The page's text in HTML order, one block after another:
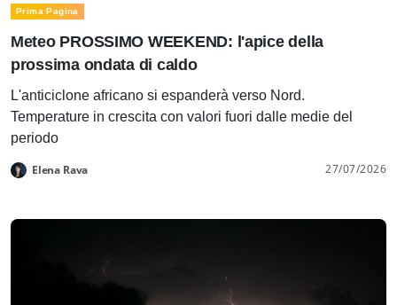
Prima Pagina
Meteo PROSSIMO WEEKEND: l'apice della
prossima ondata di caldo
L'anticiclone africano si espanderà verso Nord.
Temperature in crescita con valori fuori dalle medie del
periodo
Elena Rava 27/07/2026